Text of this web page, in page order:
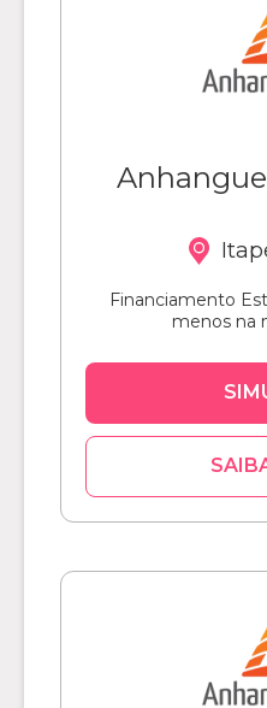
Financiamento
menos na